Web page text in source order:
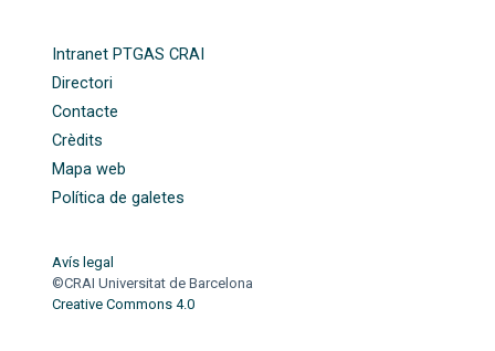
Intranet PTGAS CRAI
Directori
Contacte
Crèdits
Mapa web
Política de galetes
Avís legal
©CRAI Universitat de Barcelona
Creative Commons 4.0